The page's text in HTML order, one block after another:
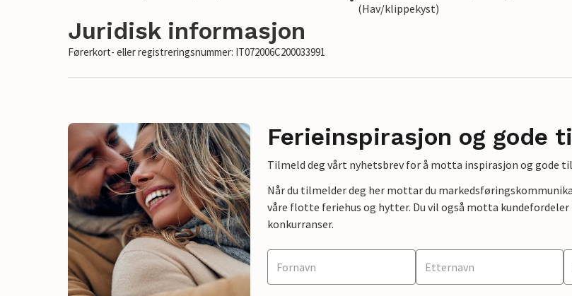
(Hav/klippekyst)
Juridisk informasjon
Førerkort- eller registreringsnummer: IT072006C200033991
Ferieinspirasjon og gode
Tilmeld deg vårt nyhetsbrev for å motta inspirasjon og gode
Når du tilmelder deg her mottar du
våre flotte feriehus og hytter. Du vil også motta
konkurranser.